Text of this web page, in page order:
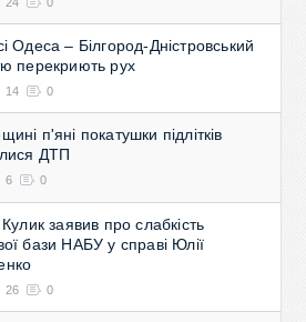
Одеса – Білгород-Дністровський
перекриють рух
14 0
п'яні покатушки підлітків
ДТП
6 0
Кулик заявив про слабкість
бази НАБУ у справі Юлії
26 0